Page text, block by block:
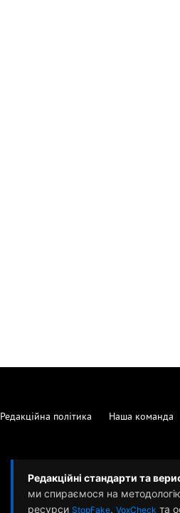
Редакційна політика Наша команда
Редакційні стандарти та
ми спираємося на
ресурси StopFake, VoxCheck та